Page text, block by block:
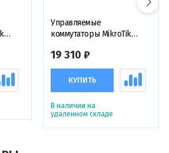
Управляемые
коммутаторы MikroTik
19 310 ₽
КУПИТЬ
В наличии на
удаленном складе